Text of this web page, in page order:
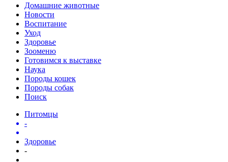
Домашние животные
Новости
Воспитание
Уход
Здоровье
Зооменю
Готовимся к выставке
Наука
Породы кошек
Породы собак
Поиск
Питомцы
-
Здоровье
-